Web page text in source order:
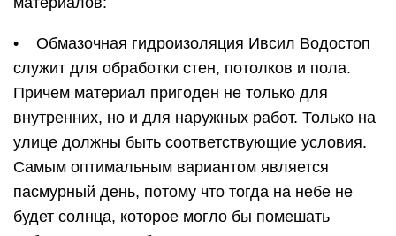
что в этом случае работать вообще не
получится, ведь нанесенный слой сразу будет
• Гидроизоляция Водостоп Glims применяется
в тех случаях, когда необходимо быстро
обработать поверхность, на которую затем будет
нанесен еще один слой изоляции. Модель
отличается стойкостью к воздействию щелочей и
нефтепродуктов, так что может использоваться